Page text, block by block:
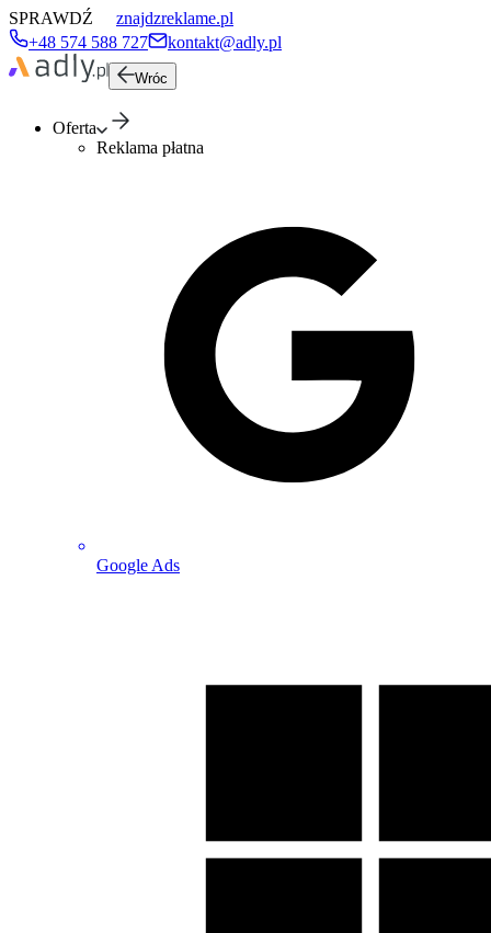
SPRAWDŹ
znajdzreklame.pl
+48 574 588 727
kontakt@adly.pl
Wróc
Oferta
Reklama płatna
Google Ads